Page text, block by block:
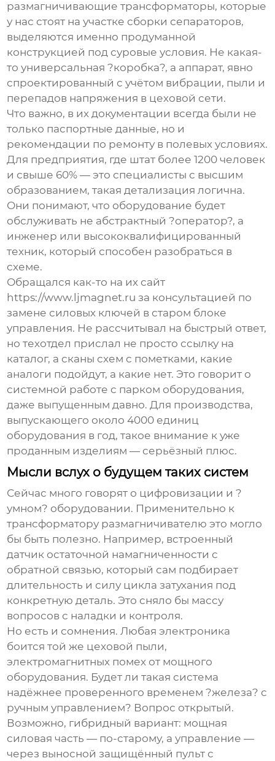
размагничивающие трансформаторы, которые
у нас стоят на участке сборки сепараторов,
выделяются именно продуманной
конструкцией под суровые условия. Не какая-
то универсальная ?коробка?, а аппарат, явно
спроектированный с учётом вибрации, пыли и
перепадов напряжения в цеховой сети.
Что важно, в их документации всегда были не
только паспортные данные, но и
рекомендации по ремонту в полевых условиях.
Для предприятия, где штат более 1200 человек
и свыше 60% — это специалисты с высшим
образованием, такая детализация логична.
Они понимают, что оборудование будет
обслуживать не абстрактный ?оператор?, а
инженер или высококвалифицированный
техник, который способен разобраться в
схеме.
Обращался как-то на их сайт
https://www.ljmagnet.ru за консультацией по
замене силовых ключей в старом блоке
управления. Не рассчитывал на быстрый ответ,
но техотдел прислал не просто ссылку на
каталог, а сканы схем с пометками, какие
аналоги подойдут, а какие нет. Это говорит о
системной работе с парком оборудования,
даже выпущенным давно. Для производства,
выпускающего около 4000 единиц
оборудования в год, такое внимание к уже
проданным изделиям — серьёзный плюс.
Мысли вслух о будущем таких систем
Сейчас много говорят о цифровизации и ?
умном? оборудовании. Применительно к
трансформатору размагничивателю это могло
бы быть полезно. Например, встроенный
датчик остаточной намагниченности с
обратной связью, который сам подбирает
длительность и силу цикла затухания под
конкретную деталь. Это сняло бы массу
вопросов с наладки и контроля.
Но есть и сомнения. Любая электроника
боится той же цеховой пыли,
электромагнитных помех от мощного
оборудования. Будет ли такая система
надёжнее проверенного временем ?железа? с
ручным управлением? Вопрос открытый.
Возможно, гибридный вариант: мощная
силовая часть — по-старому, а управление —
через выносной защищённый пульт с